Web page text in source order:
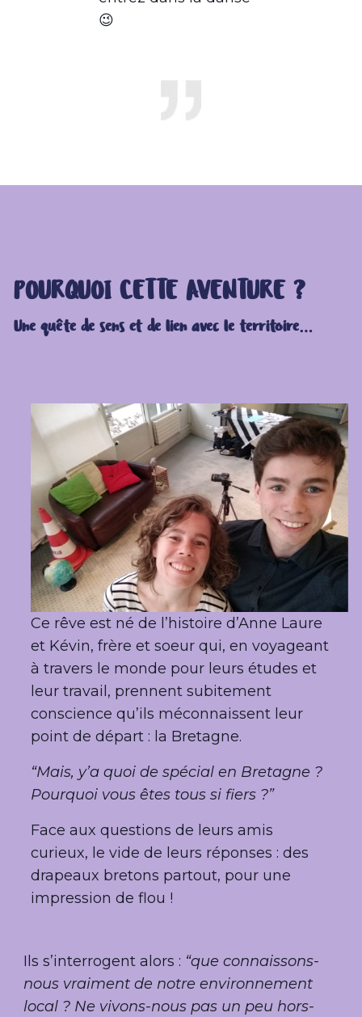
😉
POURQUOI CETTE AVENTURE ?
Une quête de sens et de lien avec le territoire…
Ce rêve est né de l’histoire d’Anne Laure
et Kévin, frère et soeur qui, en voyageant
à travers le monde pour leurs études et
leur travail, prennent subitement
conscience qu’ils méconnaissent leur
point de départ : la Bretagne.
“Mais, y’a quoi de spécial en Bretagne ?
Pourquoi vous êtes tous si fiers ?”
Face aux questions de leurs amis
curieux, le vide de leurs réponses : des
drapeaux bretons partout, pour une
impression de flou !
Ils s’interrogent alors : “que connaissons-
nous vraiment de notre environnement
local ? Ne vivons-nous pas un peu hors-